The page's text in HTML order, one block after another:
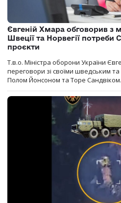
Євгеній Хмара обговорив з
Швеції та Норвегії потреби
проєкти
Т.в.о. Міністра оборони України
переговори зі своїми шведським
Полом Йонсоном та Торе Сандвіком.